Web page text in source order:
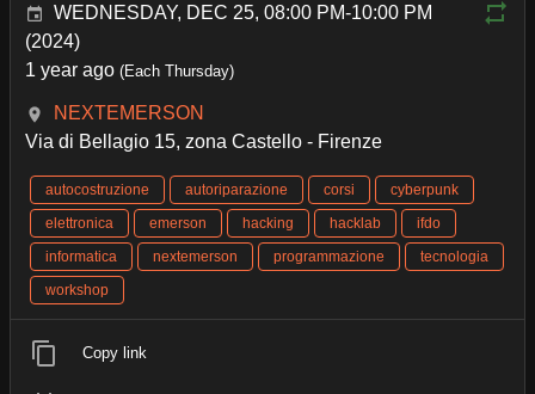
WEDNESDAY, DEC 25, 08:00 PM-10:00 PM
(2024)
1 year ago (Each Thursday)
NEXTEMERSON
Via di Bellagio 15, zona Castello - Firenze
autocostruzione autoriparazione corsi
cyberpunk
elettronica
emerson hacking hacklab
ifdo
informatica
nextemerson programmazione
tecnologia
workshop
Copy link